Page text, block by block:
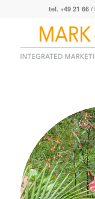
tel. +49 21 66